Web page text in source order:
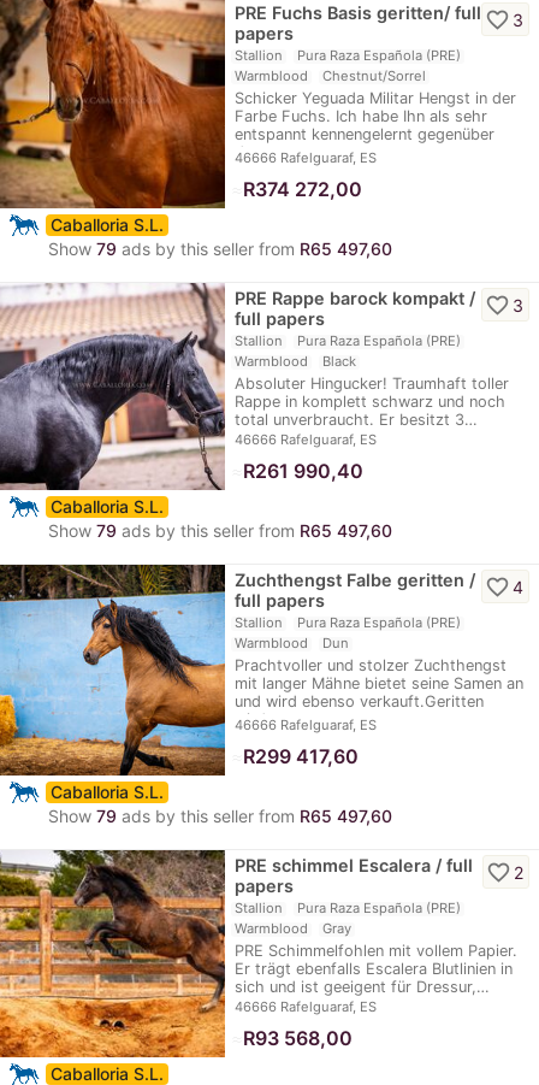
PRE Fuchs Basis geritten/ full
papers
Stallion
Pura Raza Española (PRE)
Warmblood
Chestnut/Sorrel
Schicker Yeguada Militar Hengst in der
Farbe Fuchs. Ich habe Ihn als sehr
entspannt kennengelernt gegenüber
dem…
46666 Rafelguaraf, ES
favorite_border 3
R374 272,00
Caballoria S.L.
Show 79 ads by this seller from R65 497,60
PRE Rappe barock kompakt /
full papers
Stallion
Pura Raza Española (PRE)
Warmblood
Black
Absoluter Hingucker! Traumhaft toller
Rappe in komplett schwarz und noch
total unverbraucht. Er besitzt 3…
46666 Rafelguaraf, ES
favorite_border 3
R261 990,40
Caballoria S.L.
Show 79 ads by this seller from R65 497,60
Zuchthengst Falbe geritten /
full papers
Stallion
Pura Raza Española (PRE)
Warmblood
Dun
Prachtvoller und stolzer Zuchthengst
mit langer Mähne bietet seine Samen an
und wird ebenso verkauft.Geritten
wird…
46666 Rafelguaraf, ES
favorite_border4
R299 417,60
Caballoria S.L.
Show 79 ads by this seller from R65 497,60
PRE schimmel Escalera / full
papers
Stallion
Pura Raza Española (PRE)
Warmblood
Gray
PRE Schimmelfohlen mit vollem Papier.
Er trägt ebenfalls Escalera Blutlinien in
sich und ist geeigent für Dressur,…
46666 Rafelguaraf, ES
favorite_border 2
R93 568,00
Caballoria S.L.